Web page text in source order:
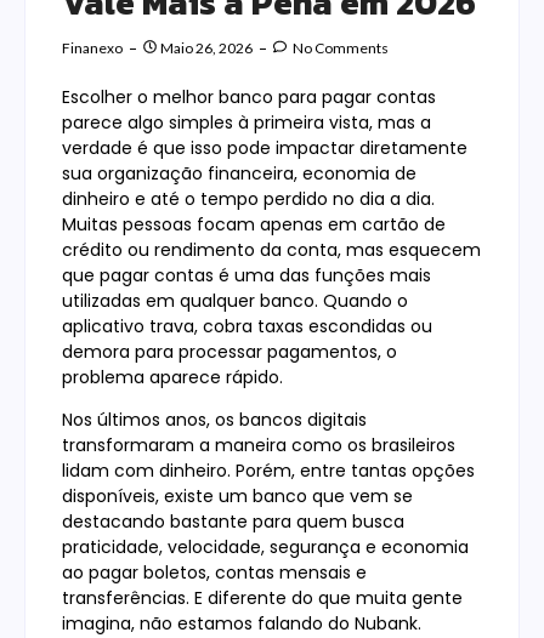
Finanexo Maio 26, 2026 No Comments
Escolher o melhor banco para pagar contas
parece algo simples à primeira vista, mas a
verdade é que isso pode impactar diretamente
sua organização financeira, economia de
dinheiro e até o tempo perdido no dia a dia.
Muitas pessoas focam apenas em cartão de
crédito ou rendimento da conta, mas esquecem
que pagar contas é uma das funções mais
utilizadas em qualquer banco. Quando o
aplicativo trava, cobra taxas escondidas ou
demora para processar pagamentos, o
problema aparece rápido.
Nos últimos anos, os bancos digitais
transformaram a maneira como os brasileiros
lidam com dinheiro. Porém, entre tantas opções
disponíveis, existe um banco que vem se
destacando bastante para quem busca
praticidade, velocidade, segurança e economia
ao pagar boletos, contas mensais e
transferências. E diferente do que muita gente
imagina, não estamos falando do Nubank.